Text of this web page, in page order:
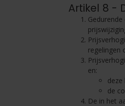
Artikel 8 -
regelingen
en:
de
De in het